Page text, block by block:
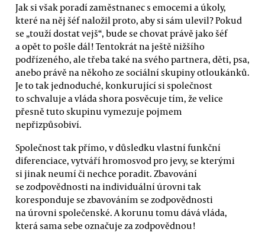
Jak si však poradí zaměstnanec s emocemi a úkoly,
které na něj šéf naložil proto, aby si sám ulevil? Pokud
se „touží dostat vejš“, bude se chovat právě jako šéf
a opět to pošle dál! Tentokrát na ještě nižšího
podřízeného, ale třeba také na svého partnera, děti, psa,
anebo právě na někoho ze sociální skupiny otloukánků.
Je to tak jednoduché, konkurující si společnost
to schvaluje a vláda shora posvěcuje tím, že velice
přesně tuto skupinu vymezuje pojmem
nepřizpůsobiví.
Společnost tak přímo, v důsledku vlastní funkční
diferenciace, vytváří hromosvod pro jevy, se kterými
si jinak neumí či nechce poradit. Zbavování
se zodpovědnosti na individuální úrovni tak
koresponduje se zbavováním se zodpovědnosti
na úrovni společenské. A korunu tomu dává vláda,
která sama sebe označuje za zodpovědnou!